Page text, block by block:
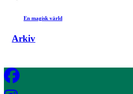
En magisk värld
Arkiv